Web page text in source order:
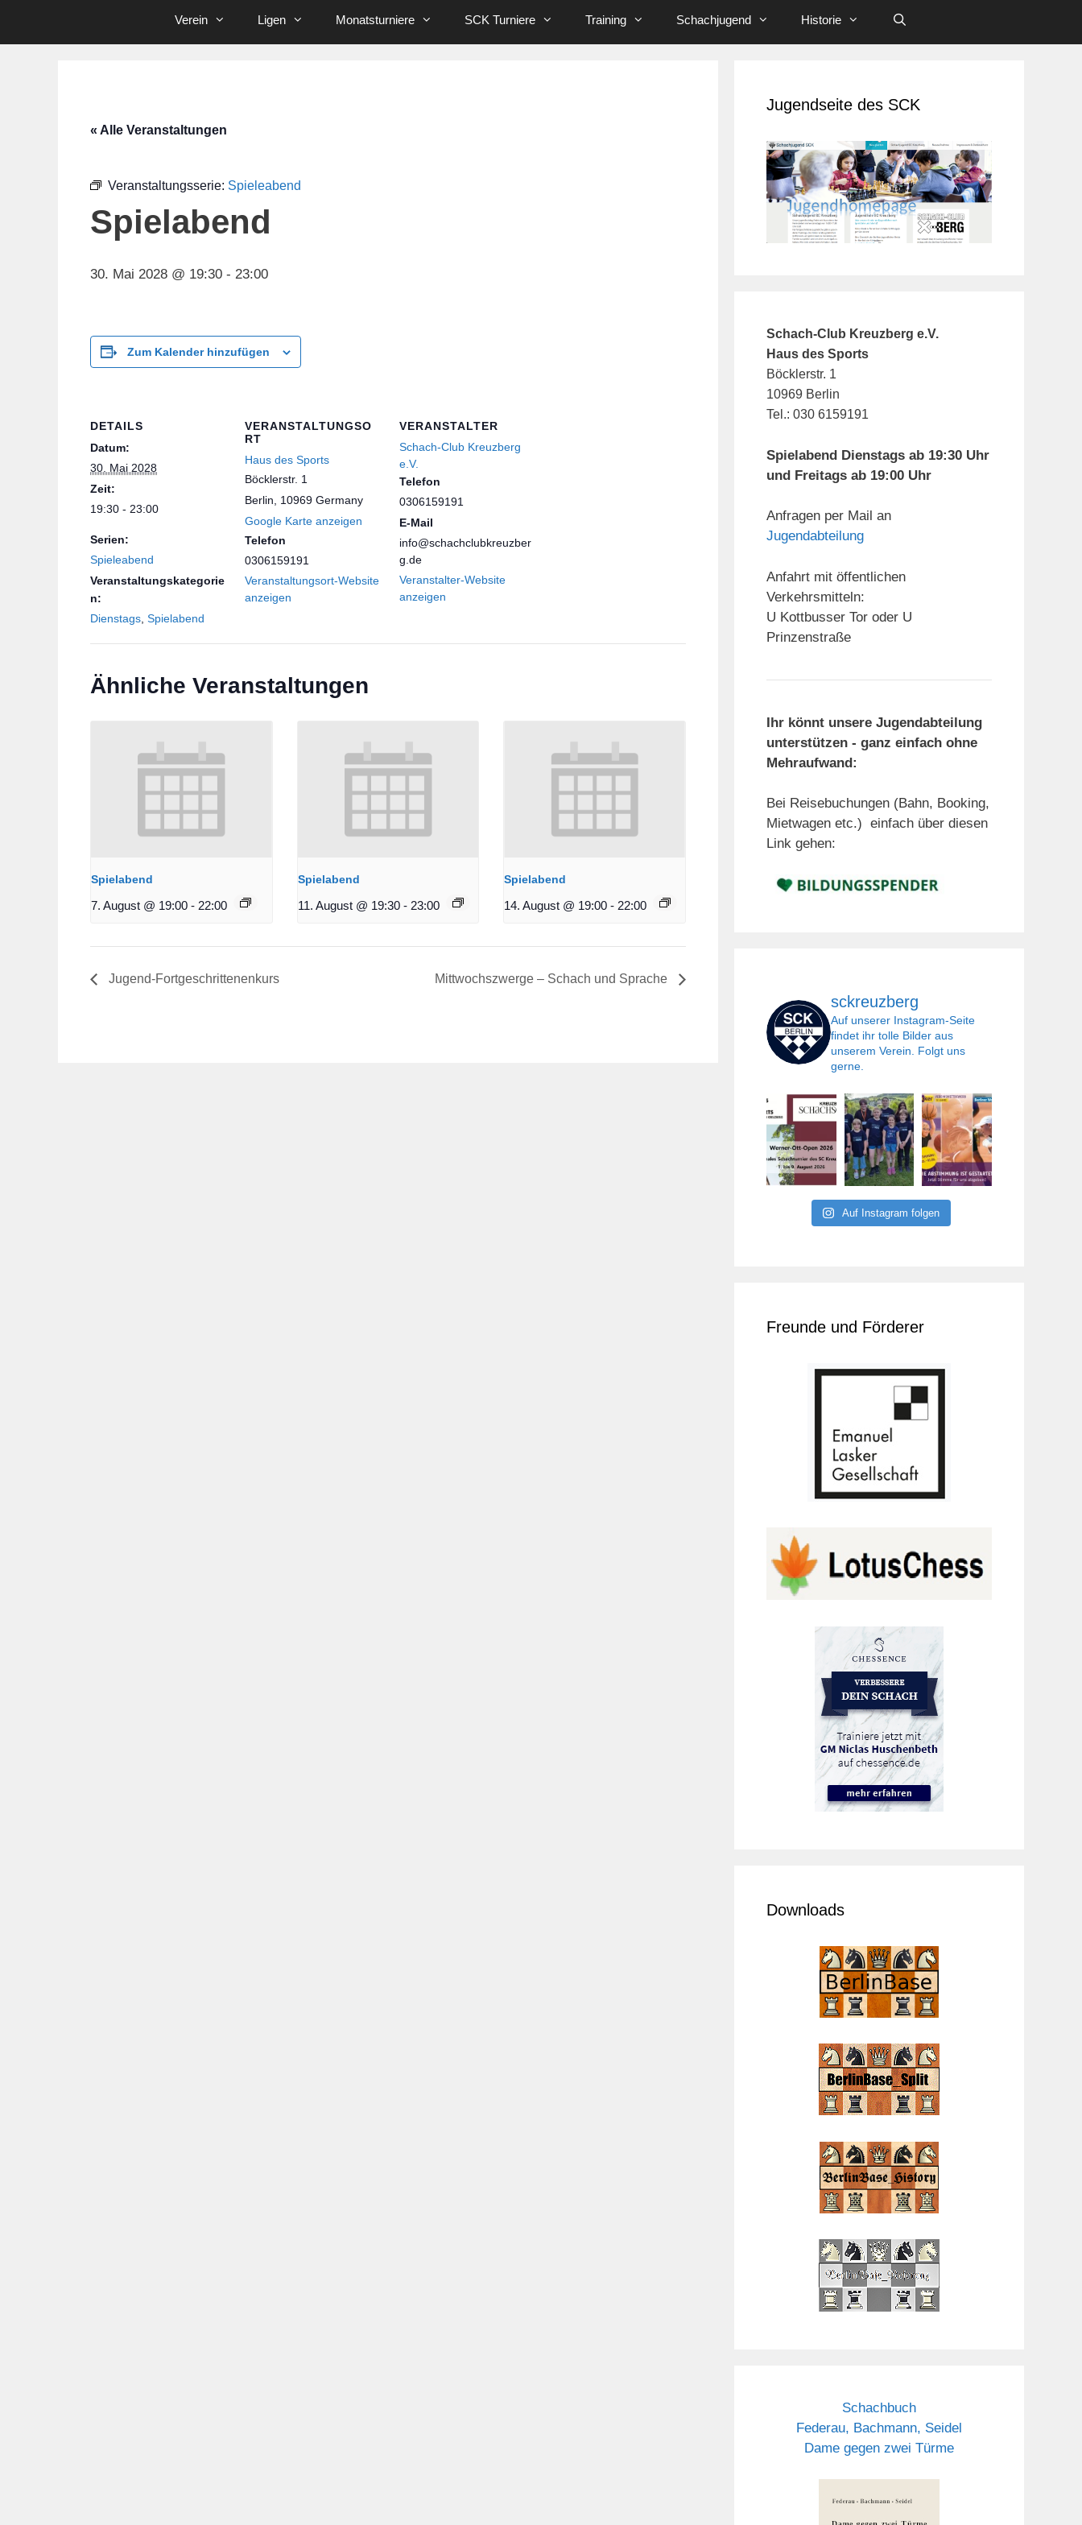
Verein Ligen Monatsturniere SCK Turniere Training Schachjugend Historie
« Alle Veranstaltungen
Veranstaltungsserie: Spieleabend
Spielabend
30. Mai 2028 @ 19:30 - 23:00
Zum Kalender hinzufügen
DETAILS
Datum:
30. Mai 2028
Zeit:
19:30 - 23:00
Serien:
Spieleabend
Veranstaltungskategorie
n:
Dienstags Spielabend
VERANSTALTUNGSO
RT
Haus des Sports
Böcklerstr. 1
Berlin
10969 Germany
Google Karte anzeigen
Telefon
0306159191
Veranstaltungsort-Website
anzeigen
VERANSTALTER
Schach-Club Kreuzberg
e.V.
Telefon
0306159191
E-Mail
info@schachclubkreuzber
g.de
Veranstalter-Website
anzeigen
Ähnliche Veranstaltungen
Spielabend
7. August @ 19:00 - 22:00
Spielabend
11. August @ 19:30 - 23:00
Spielabend
14. August @ 19:00 - 22:00
Jugend-Fortgeschrittenenkurs Mittwochszwerge – Schach und Sprache
Jugendseite des SCK
Schach-Club Kreuzberg e.V.
Haus des Sports
Böcklerstr. 1
10969 Berlin
Tel.: 030 6159191
Spielabend Dienstags ab 19:30 Uhr
und Freitags ab 19:00 Uhr
Anfragen per Mail an
Jugendabteilung
Anfahrt mit öffentlichen
Verkehrsmitteln:
U Kottbusser Tor oder U
Prinzenstraße
Ihr könnt unsere Jugendabteilung
unterstützen - ganz einfach ohne
Mehraufwand:
Bei Reisebuchungen (Bahn, Booking,
Mietwagen etc.) einfach über diesen
Link gehen:
sckreuzberg
Auf unserer Instagram-Seite
findet ihr tolle Bilder aus
unserem Verein. Folgt uns
gerne.
Auf Instagram folgen
Freunde und Förderer
Downloads
Schachbuch
Federau, Bachmann, Seidel
Dame gegen zwei Türme